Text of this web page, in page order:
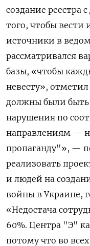
создание реестра
того, чтобы вести
источники в
рассматривался
базы, «чтобы
невесту»,
должны были
нарушения по
направлениям —
пропаганду"», —
реализовать
и людей на
войны в Украине,
«Недостача
60%. Центра "Э"
потому что во